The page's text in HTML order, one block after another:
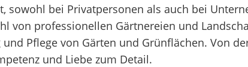
bei Privatpersonen als auch bei
von professionellen Gärtnereien und
Pflege von Gärten und Grünflächen. Von
und Liebe zum Detail.